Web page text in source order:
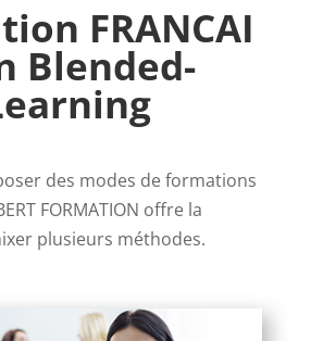
FRANCAI
Blended-
des modes de formations
FORMATION offre la
plusieurs méthodes.